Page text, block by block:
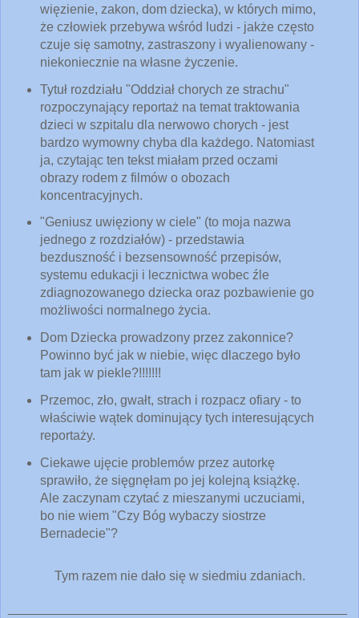
więzienie, zakon, dom dziecka), w których mimo,
że człowiek przebywa wśród ludzi - jakże często
czuje się samotny, zastraszony i wyalienowany -
niekoniecznie na własne życzenie.
Tytuł rozdziału "Oddział chorych ze strachu"
rozpoczynający reportaż na temat traktowania
dzieci w szpitalu dla nerwowo chorych - jest
bardzo wymowny chyba dla każdego. Natomiast
ja, czytając ten tekst miałam przed oczami
obrazy rodem z filmów o obozach
koncentracyjnych.
"Geniusz uwięziony w ciele" (to moja nazwa
jednego z rozdziałów) - przedstawia
bezduszność i bezsensowność przepisów,
systemu edukacji i lecznictwa wobec źle
zdiagnozowanego dziecka oraz pozbawienie go
możliwości normalnego życia.
Dom Dziecka prowadzony przez zakonnice?
Powinno być jak w niebie, więc dlaczego było
tam jak w piekle?!!!!!!!
Przemoc, zło, gwałt, strach i rozpacz ofiary - to
właściwie wątek dominujący tych interesujących
reportaży.
Ciekawe ujęcie problemów przez autorkę
sprawiło, że sięgnęłam po jej kolejną książkę.
Ale zaczynam czytać z mieszanymi uczuciami,
bo nie wiem "Czy Bóg wybaczy siostrze
Bernadecie"?
Tym razem nie dało się w siedmiu zdaniach.